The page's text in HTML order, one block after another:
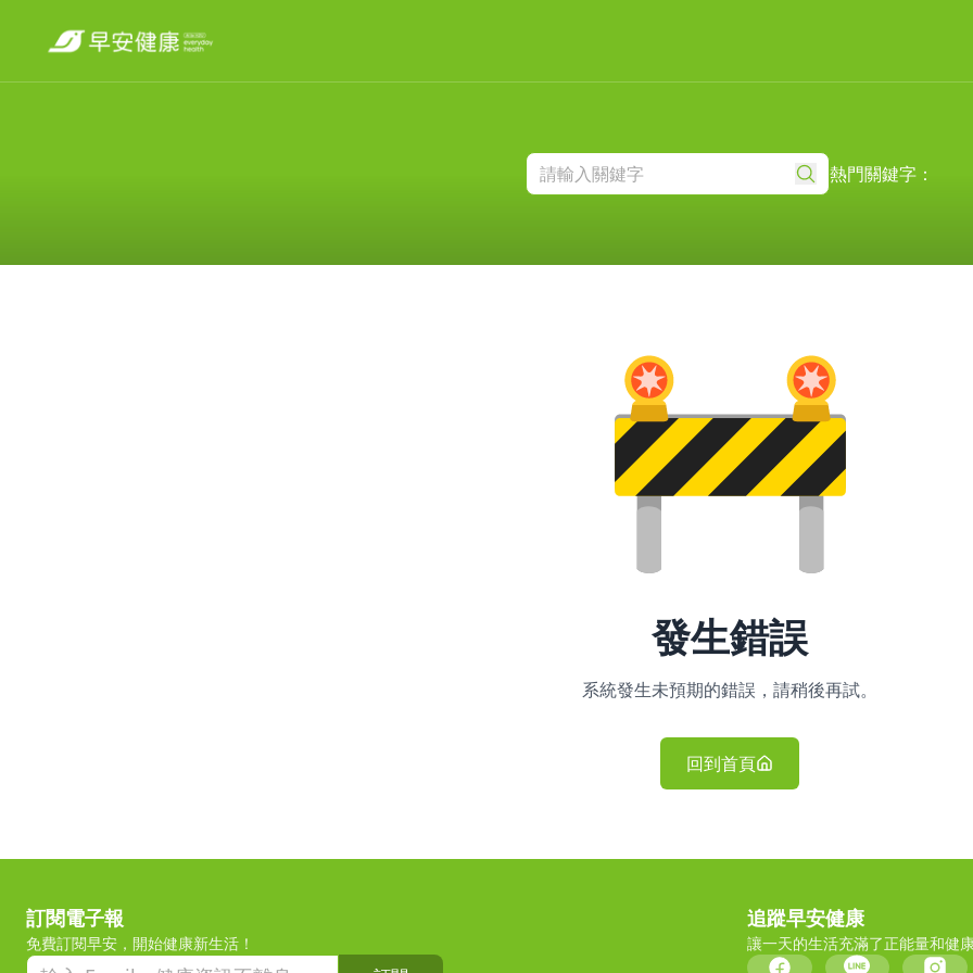
熱門關鍵字：
發生錯誤
系統發生未預期的錯誤，請稍後再試。
回到首頁
訂閱電子報
免費訂閱早安，開始健康新生活！
追蹤早安健康
讓一天的生活充滿了正能量和健